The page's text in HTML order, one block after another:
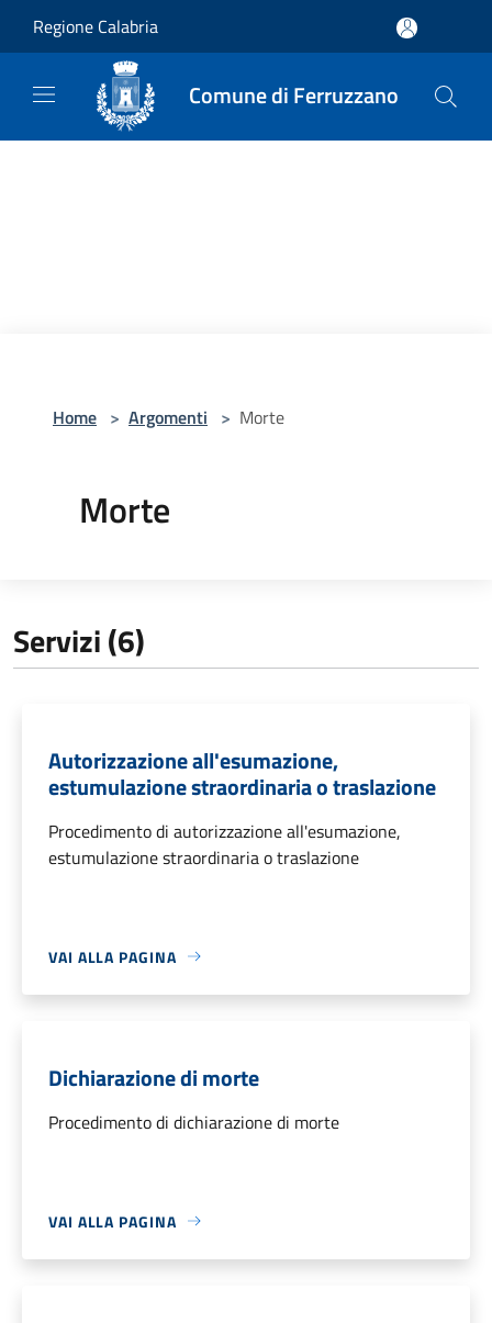
Regione Calabria
Comune di Ferruzzano
Home > Argomenti > Morte
Morte
Servizi (6)
Autorizzazione all'esumazione,
estumulazione straordinaria o traslazione
Procedimento di autorizzazione all'esumazione,
estumulazione straordinaria o traslazione
VAI ALLA PAGINA
Dichiarazione di morte
Procedimento di dichiarazione di morte
VAI ALLA PAGINA